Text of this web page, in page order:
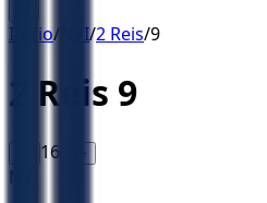
Início/ NVI/2 Reis/9
2 Reis 9
16 A+
NVI